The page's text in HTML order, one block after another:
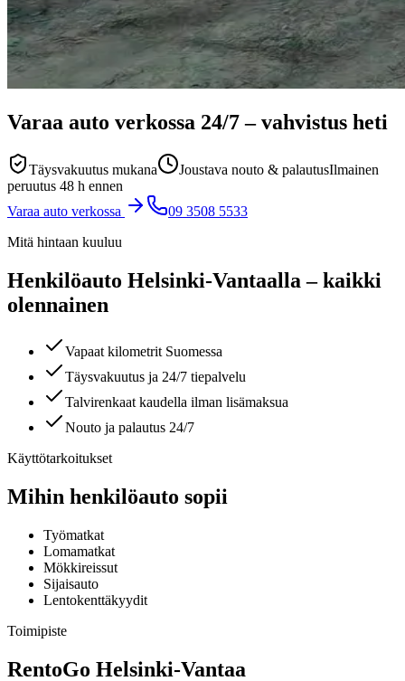
Varaa auto verkossa 24/7– vahvistus heti
Täysvakuutus mukana Joustava nouto & palautusIlmainen
peruutus 48 h ennen
Varaa auto verkossa
09 3508 5533
Mitä hintaan kuuluu
Henkilöauto Helsinki-Vantaalla – kaikki
olennainen
Vapaat kilometrit Suomessa
Täysvakuutus ja 24/7 tiepalvelu
Talvirenkaat kaudella ilman lisämaksua
Nouto ja palautus 24/7
Käyttötarkoitukset
Mihin henkilöauto sopii
Työmatkat
Lomamatkat
Mökkireissut
Sijaisauto
Lentokenttäkyydit
Toimipiste
RentoGo Helsinki-Vantaa